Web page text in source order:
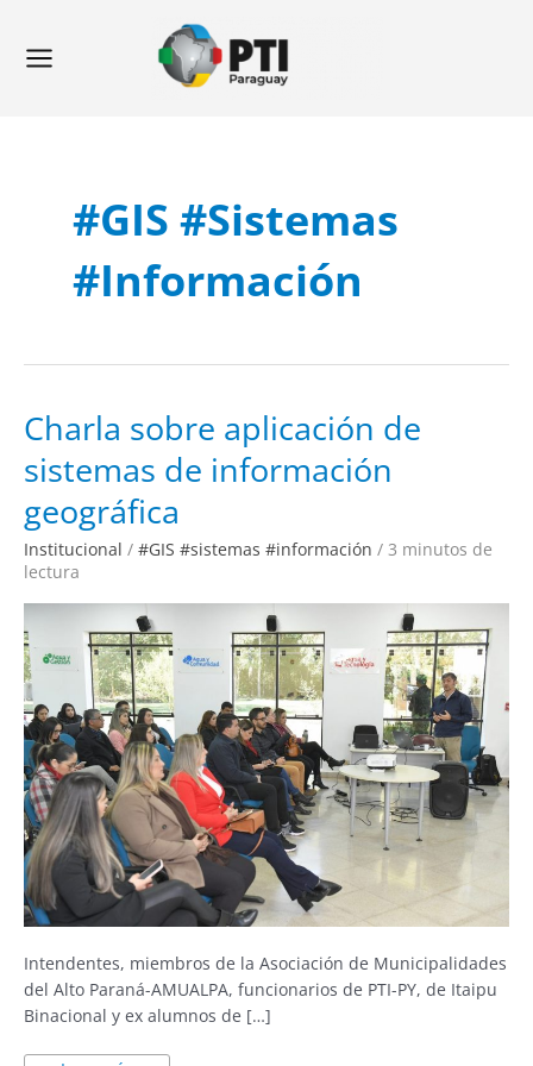
contenido
Menu
#GIS #sistemas
#información
Charla sobre aplicación de
sistemas de información
geográfica
Institucional / #GIS #sistemas #información / 3 minutos de
lectura
Intendentes, miembros de la Asociación de Municipalidades
del Alto Paraná-AMUALPA, funcionarios de PTI-PY, de Itaipu
Binacional y ex alumnos de […]
Charla
sobre
aplicación
de
sistemas
información
geográfica